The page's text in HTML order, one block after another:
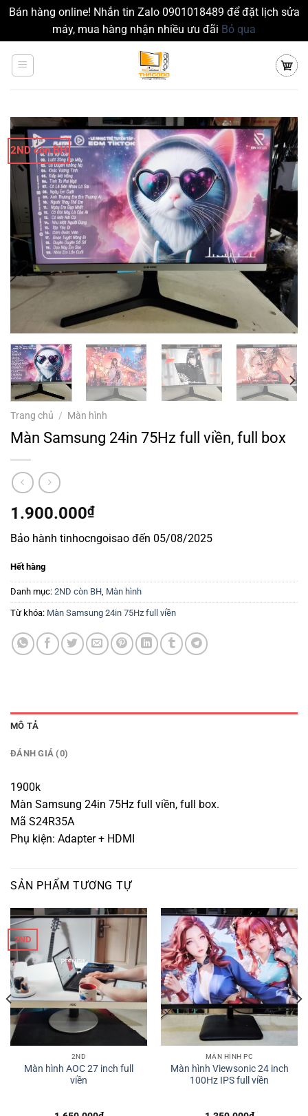
Bán hàng online! Nhắn tin Zalo 0901018489 để đặt lịch sửa
máy, mua hàng nhận nhiều ưu đãi Bỏ qua
đến
2ND còn BH
Trang chủ / Màn hình
Màn Samsung 24in 75Hz full viền, full box
1.900.000₫
Bảo hành tinhocngoisao đến 05/08/2025
Hết hàng
Danh mục: 2ND còn BH, Màn hình
Từ khóa: Màn Samsung 24in 75Hz full viền
MÔ TẢ
ĐÁNH GIÁ (0)
1900k
Màn Samsung 24in 75Hz full viền, full box.
Mã S24R35A
Phụ kiện: Adapter + HDMI
SẢN PHẨM TƯƠNG TỰ
2ND
2ND
Màn hình AOC 27 inch full
viền
MÀN HÌNH PC
Màn hình Viewsonic 24 inch
100Hz IPS full viền